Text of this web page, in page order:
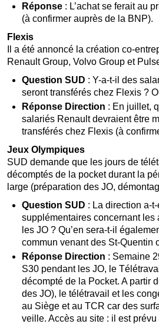
Réponse: L’achat se ferait au
(à confirmer auprès de la BNP).
Flexis
Il a été annoncé la création co-
Renault Group, Volvo Group et
Question SUD : Y-a-t-il des
seront transférés chez Flexis ?
Réponse Direction : En juillet,
salariés Renault devraient être
transférés chez Flexis (à
Jeux Olympiques
SUD demande que les jours de
décomptés de la pocket durant la
large (préparation des JO,
Question SUD : La direction a-
supplémentaires concernant les
les JO ? Qu’en sera-t-il
commun venant des St-Quentin
Réponse Direction : Semaine
S30 pendant les JO, le
décompté de la Pocket. A partir
des JO), le télétravail et les
au Siège et au TCR car des
veille. Accès au site : il est